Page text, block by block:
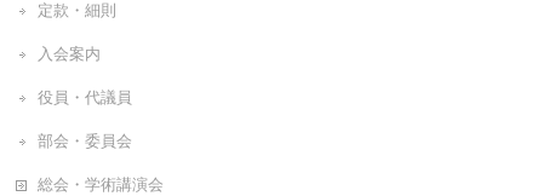
定款・細則
入会案内
役員・代議員
部会・委員会
総会・学術講演会